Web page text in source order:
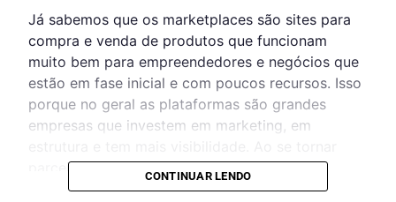
Já sabemos que os marketplaces são sites para
compra e venda de produtos que funcionam
muito bem para empreendedores e negócios que
estão em fase inicial e com poucos recursos. Isso
porque no geral as plataformas são grandes
empresas que investem em marketing, em
parceiro dessas empresas as chances de
crescimento aumentam consideravelmente.
CONTINUAR LENDO